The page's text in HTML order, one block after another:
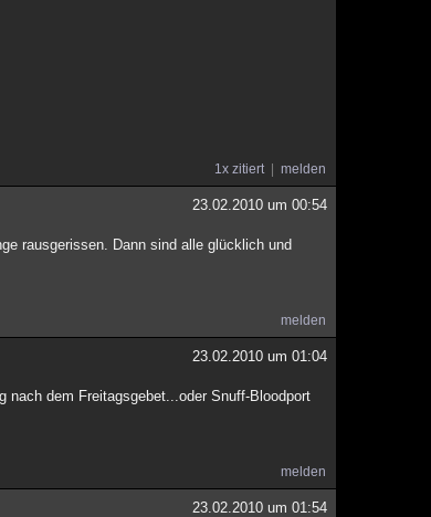
1x zitiert melden
23.02.2010 um 00:54
rausgerissen. Dann sind alle glücklich und
melden
23.02.2010 um 01:04
nach dem Freitagsgebet...oder Snuff-Bloodport
melden
23.02.2010 um 01:54